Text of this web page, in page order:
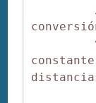
//
var